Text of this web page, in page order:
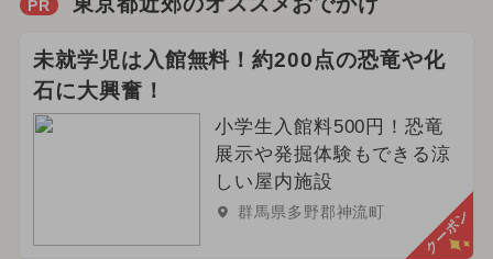
PR
未就学児は入館無料！約200点の恐竜や化
石に大興奮！
小学生入館料500円！恐竜
展示や発掘体験もできる涼
しい屋内施設
群馬県多野郡神流町 クーポン